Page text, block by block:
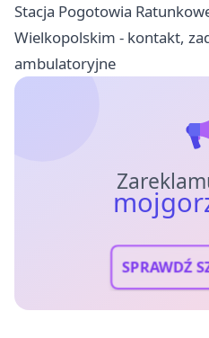
Stacja Pogotowia
Wielkopolskim - kontakt,
ambulatoryjne
SPRAWDŹ